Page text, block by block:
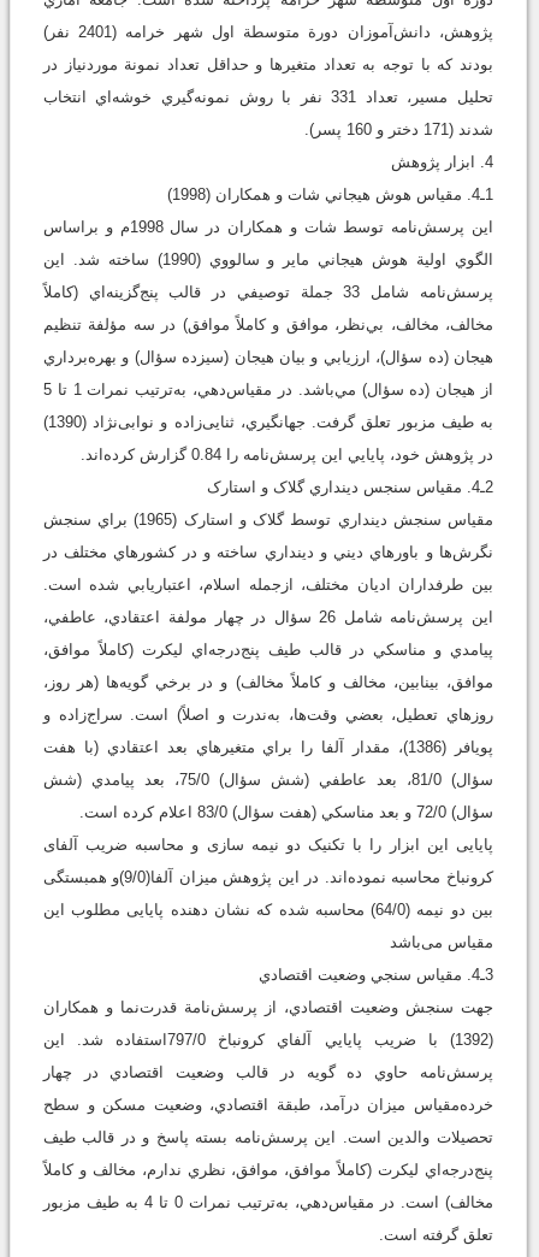
پژوهش، دانش‌آموزان دورة متوسطة اول شهر خرامه (2401 نفر)
بودند که با توجه به تعداد متغيرها و حداقل تعداد نمونة موردنياز در
تحليل مسير، تعداد 331 نفر با روش نمونه‌گيري خوشه‌اي انتخاب
شدند (171 دختر و 160 پسر).
4. ابزار پژوهش
1ـ4. مقياس هوش هيجاني شات و همکاران (1998)
اين پرسش‌نامه توسط شات و همكاران در سال 1998م و براساس
الگوي اولية هوش هيجاني ماير و سالووي (1990) ساخته شد. اين
پرسش‌نامه شامل 33 جملة توصيفي در قالب پنج‌گزينه‌اي (کاملاً
مخالف، مخالف، بي‌نظر، موافق و کاملاً موافق) در سه مؤلفة تنظيم
هيجان (ده سؤال)، ارزيابي و بيان هيجان (سیزده سؤال) و بهره‌برداري
از هيجان (ده سؤال) مي‌باشد. در مقياس‌دهي، به‌ترتيب نمرات 1 تا 5
به طيف مزبور تعلق گرفت. جهانگيري، ثنایی‌زاده و نوابی‌نژاد (1390)
در پژوهش خود، پايايي اين پرسش‌نامه را 0.84 گزارش کرده‌اند.
2ـ4. مقياس سنجس دينداري گلاک و استارک
مقياس سنجش دينداري توسط گلاک و استارک (1965) براي سنجش
نگرش‌ها و باورهاي ديني و دينداري ساخته و در کشورهاي مختلف در
بين طرفداران اديان مختلف، ازجمله اسلام، اعتبار‌يابي شده است.
اين پرسش‌نامه شامل 26 سؤال در چهار مولفة اعتقادي، عاطفي،
پيامدي و مناسکي در قالب طيف پنج‌درجه‌اي ليکرت (کاملاً موافق،
موافق، بينابين، مخالف و کاملاً مخالف) و در برخي گويه‌ها (هر روز،
روزهاي تعطيل، بعضي وقت‌ها، به‌ندرت و اصلاً) است. سراج‌زاده و
پویافر (1386)، مقدار آلفا را براي متغيرهاي بعد اعتقادي (با هفت
سؤال) 81/0، بعد عاطفي (شش سؤال) 75/0، بعد پيامدي (شش
سؤال) 72/0 و بعد مناسکي (هفت سؤال) 83/0 اعلام کرده است.
پایایی این ابزار را با تکنیک دو نیمه سازی و محاسبه ضریب آلفای
کرونباخ محاسبه نموده‌‌اند. در این پژوهش میزان آلفا(9/0)و همبستگی
بین دو نیمه (64/0) محاسبه شده که نشان دهنده پایایی مطلوب این
مقیاس می‌باشد
3ـ4. مقياس سنجي وضعيت اقتصادي
جهت سنجش وضعيت اقتصادي، از پرسش‌نامة قدرت‌نما و همکاران
(1392) با ضريب پايايي آلفاي کرونباخ 797/0استفاده شد. اين
پرسش‌نامه حاوي ده گويه در قالب وضعيت اقتصادي در چهار
خرده‌مقياس ميزان درآمد، طبقة اقتصادي، وضعيت مسکن و سطح
تحصيلات والدين است. اين پرسش‌نامه بسته پاسخ و در قالب طيف
پنج‌درجه‌اي ليکرت (کاملاً موافق، موافق، نظري ندارم، مخالف و کاملاً
مخالف) است. در مقياس‌دهي، به‌ترتيب نمرات 0 تا 4 به طيف مزبور
تعلق گرفته است.